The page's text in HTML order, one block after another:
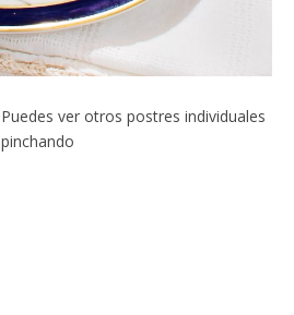
Puedes ver otros postres individuales
pinchando